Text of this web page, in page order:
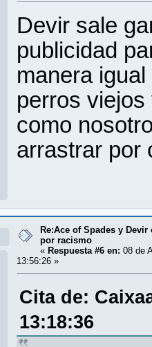
Devir sale
publicidad
manera
perros
como
arrastrar por
Re:Ace of Spades y
por racismo
« Respuesta #6 en: 08 de
13:56:26 »
Cita de:
13:18:36